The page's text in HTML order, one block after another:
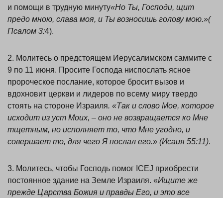
и помощи в трудную минуту«Но Ты, Господи, щит
предо мною, слава моя, и Ты возносишь голову мою.»(
Псалом 3:4).
2. Молитесь о предстоящем Иерусалимском саммите с
9 по 11 июня. Просите Господа ниспослать ясное
пророческое послание, которое бросит вызов и
вдохновит церкви и лидеров по всему миру твердо
стоять на стороне Израиля. «Так и слово Мое, которое
исходит из уст Моих, – оно не возвращается ко Мне
тщетным, но исполняет то, что Мне угодно, и
совершает то, для чего Я послал его.» (Исаия 55:11).
3. Молитесь, чтобы Господь помог ICEJ приобрести
постоянное здание на Земле Израиля. «Ищите же
прежде Царства Божия и правды Его, и это все